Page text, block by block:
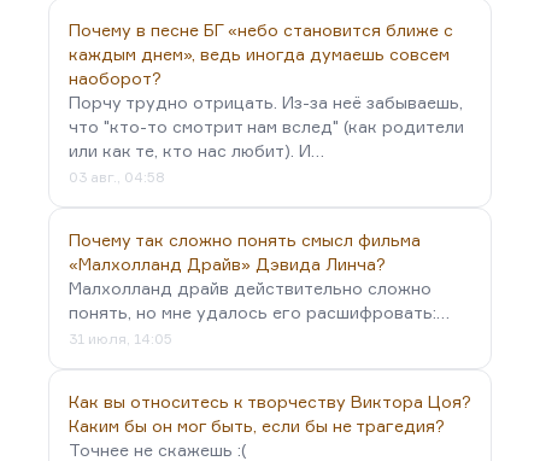
Почему в песне БГ «небо становится ближе с
каждым днем», ведь иногда думаешь совсем
наоборот?
Порчу трудно отрицать. Из-за неё забываешь,
что "кто-то смотрит нам вслед" (как родители
или как те, кто нас любит). И…
03 авг., 04:58
Почему так сложно понять смысл фильма
«Малхолланд Драйв» Дэвида Линча?
Малхолланд драйв действительно сложно
понять, но мне удалось его расшифровать:…
31 июля, 14:05
Как вы относитесь к творчеству Виктора Цоя?
Каким бы он мог быть, если бы не трагедия?
Точнее не скажешь :(